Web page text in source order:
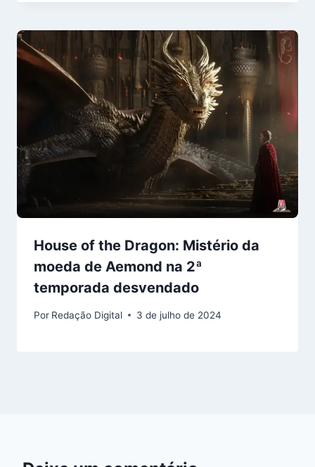
House of the Dragon: Mistério da
moeda de Aemond na 2ª
temporada desvendado
Por Redação Digital 3 de julho de 2024